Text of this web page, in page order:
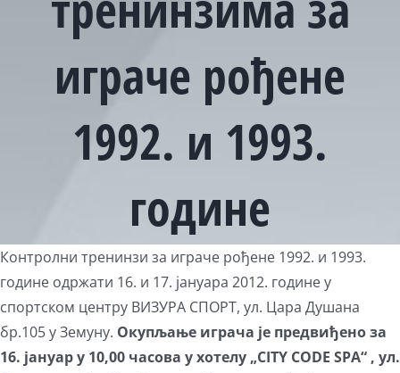
играче рођене
1992. и 1993.
године
Контролни тренинзи за играче рођене 1992. и 1993.
године одржати 16. и 17. јануара 2012. године у
спортском центру ВИЗУРА СПОРТ, ул. Цара Душана
бр.105 у Земуну. Окупљање играча је предвиђено за
16. јануар у 10,00 часова у хотелу „CITY CODE SPA“ , ул.